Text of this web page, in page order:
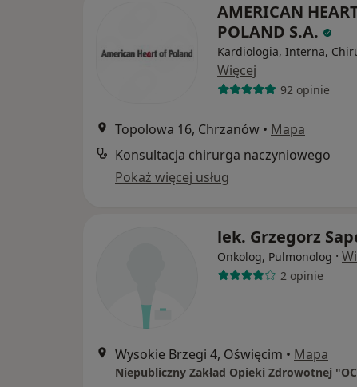
AMERICAN
POLAND S.A.
Kardiologia, Interna,
Więcej
92 opinie
Topolowa 16, Chrzanów • Mapa
Konsultacja chirurga naczyniowego
Pokaż więcej usług
lek. Grzegorz
Onkolog, Pulmonolog ·
2 opinie
Wysokie Brzegi 4, Oświęcim • Mapa